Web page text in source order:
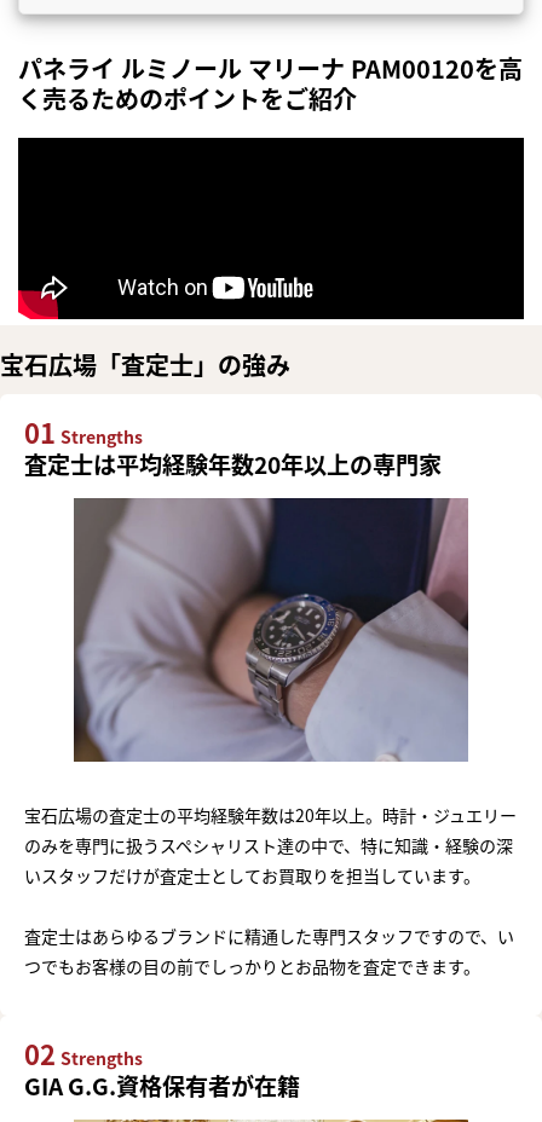
パネライ ルミノール マリーナ PAM00120を高
く売るためのポイントをご紹介
宝石広場「査定士」の強み
01 Strengths
査定士は平均経験年数20年以上の専門家
宝石広場の査定士の平均経験年数は20年以上。時計・ジュエリー
のみを専門に扱うスペシャリスト達の中で、特に知識・経験の深
いスタッフだけが査定士としてお買取りを担当しています。
査定士はあらゆるブランドに精通した専門スタッフですので、い
つでもお客様の目の前でしっかりとお品物を査定できます。
02 Strengths
GIA G.G.資格保有者が在籍